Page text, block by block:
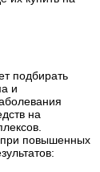
подбирать
и
на
повышенных